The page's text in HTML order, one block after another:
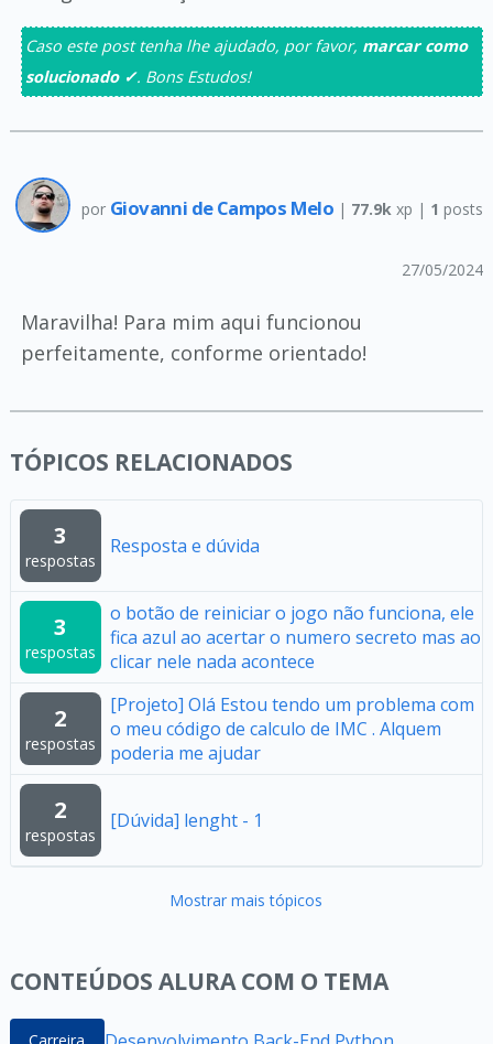
Caso este post tenha lhe ajudado, por favor, marcar como
solucionado ✓. Bons Estudos!
por Giovanni de Campos Melo | 77.9k xp | 1 posts
27/05/2024
Maravilha! Para mim aqui funcionou
perfeitamente, conforme orientado!
TÓPICOS RELACIONADOS
3
respostas
Resposta e dúvida
3
respostas
o botão de reiniciar o jogo não funciona, ele
fica azul ao acertar o numero secreto mas ao
clicar nele nada acontece
2
respostas
[Projeto] Olá Estou tendo um problema com
o meu código de calculo de IMC . Alquem
poderia me ajudar
2
respostas
[Dúvida] lenght - 1
Mostrar mais tópicos
CONTEÚDOS ALURA COM O TEMA